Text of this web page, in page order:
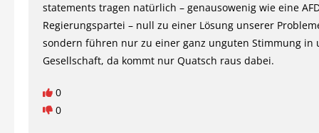
statements tragen natürlich – genausowenig wie eine
Regierungspartei – null zu einer Lösung unserer
sondern führen nur zu einer ganz unguten Stimmung in
Gesellschaft, da kommt nur Quatsch raus dabei.
0
0